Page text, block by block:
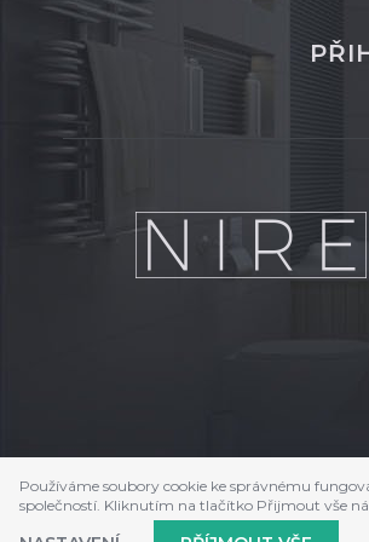
Používáme soubory cookie ke správnému
společností. Kliknutím na tlačítko Přijmout vše